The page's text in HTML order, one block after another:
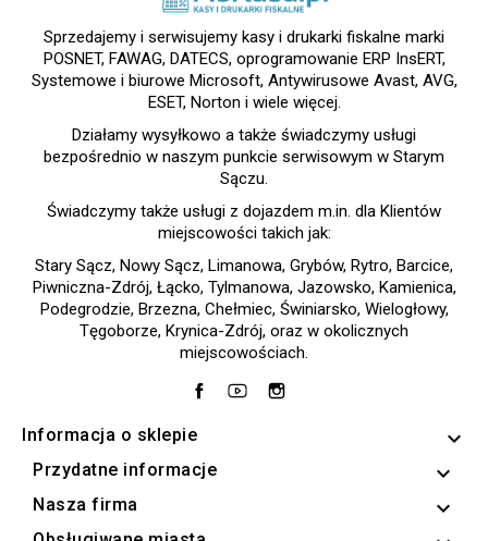
Sprzedajemy i serwisujemy kasy i drukarki fiskalne marki
POSNET, FAWAG, DATECS, oprogramowanie ERP InsERT,
Systemowe i biurowe Microsoft, Antywirusowe Avast, AVG,
ESET, Norton i wiele więcej.
Działamy wysyłkowo a także świadczymy usługi
bezpośrednio w naszym punkcie serwisowym w Starym
Sączu.
Świadczymy także usługi z dojazdem m.in. dla Klientów
miejscowości takich jak:
Stary Sącz, Nowy Sącz, Limanowa, Grybów, Rytro, Barcice,
Piwniczna-Zdrój, Łącko, Tylmanowa, Jazowsko, Kamienica,
Podegrodzie, Brzezna, Chełmiec, Świniarsko, Wielogłowy,
Tęgoborze, Krynica-Zdrój, oraz w okolicznych
miejscowościach.
FacebookYouTube
Informacja o sklepie keyboard_arrow_down
Przydatne informacje 
Nasza firma 